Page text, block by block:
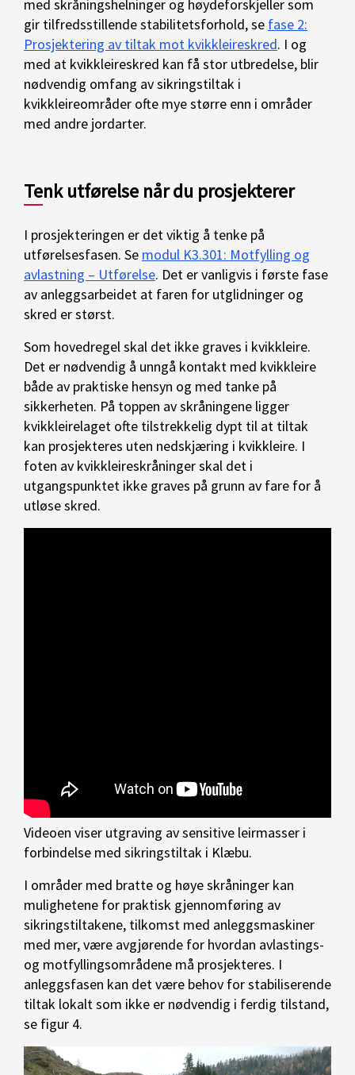
med skråningshelninger og høydeforskjeller som
gir tilfredsstillende stabilitetsforhold, se fase 2:
Prosjektering av tiltak mot kvikkleireskred. I og
med at kvikkleireskred kan få stor utbredelse, blir
nødvendig omfang av sikringstiltak i
kvikkleireområder ofte mye større enn i områder
med andre jordarter.
Tenk utførelse når du prosjekterer
I prosjekteringen er det viktig å tenke på
utførelsesfasen. Se modul K3.301: Motfylling og
avlastning – Utførelse. Det er vanligvis i første fase
av anleggsarbeidet at faren for utglidninger og
skred er størst.
Som hovedregel skal det ikke graves i kvikkleire.
Det er nødvendig å unngå kontakt med kvikkleire
både av praktiske hensyn og med tanke på
sikkerheten. På toppen av skråningene ligger
kvikkleirelaget ofte tilstrekkelig dypt til at tiltak
kan prosjekteres uten nedskjæring i kvikkleire. I
foten av kvikkleireskråninger skal det i
utgangspunktet ikke graves på grunn av fare for å
utløse skred.
Videoen viser utgraving av sensitive leirmasser i
forbindelse med sikringstiltak i Klæbu.
I områder med bratte og høye skråninger kan
mulighetene for praktisk gjennomføring av
sikringstiltakene, tilkomst med anleggsmaskiner
med mer, være avgjørende for hvordan avlastings-
og motfyllingsområdene må prosjekteres. I
anleggsfasen kan det være behov for stabiliserende
tiltak lokalt som ikke er nødvendig i ferdig tilstand,
se figur 4.